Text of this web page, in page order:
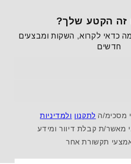
זה הקטע שלך?
כדאי לקרוא, השקות ומבצעים
חדשים
מסכימ/ה לתקנון ולמדיניות
מאשר/ת קבלת דיוור ומידע
תקשורת אחר